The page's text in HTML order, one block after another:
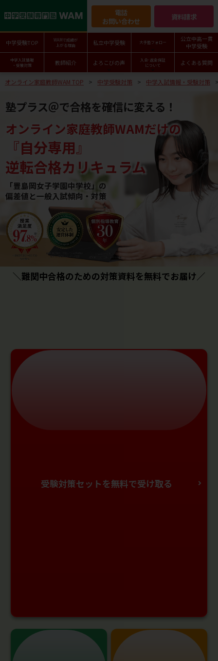
電話
お問い合わせ
資料請求
中学受験TOP
WAMで成績が
上がる理由
私立中学受験 大手塾フォロー
公立中高一貫
中学受験
中学入試情報
・受験対策
教師紹介 よろこびの声
入会･返金保証
について
よくある質問
オンライン家庭教師WAM TOP 中学受験対策 中学入試情報・受験対策
塾プラス＠で合格を確信に変える！
オンライン家庭教師WAMだけの
『自分専用』
逆転合格カリキュラム
「豊島岡女子学園中学校」の
偏差値と一般入試傾向・対策
＼難関中合格のための対策資料を無料でお届け／
受験対策セットを無料で受け取る